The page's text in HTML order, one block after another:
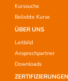
Kurssuche
Beliebte Kurse
ÜBER UNS
Leitbild
Ansprechpartner
Downloads
ZERTIFIZIERUNGEN